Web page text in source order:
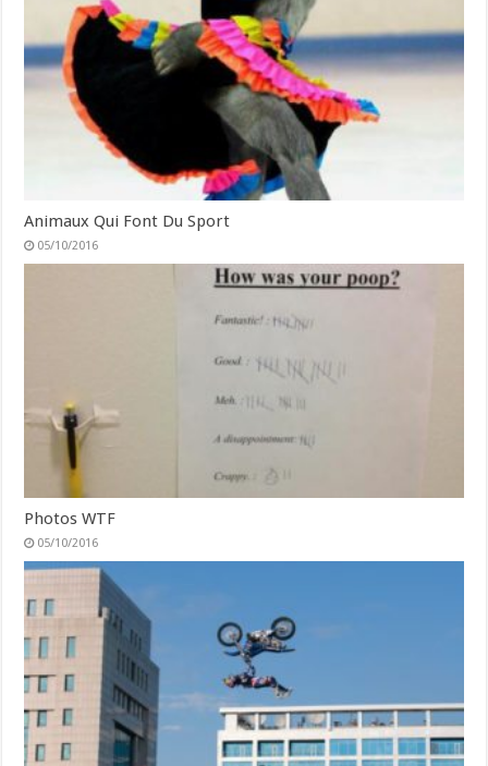
Animaux Qui Font Du Sport
05/10/2016
Photos WTF
05/10/2016